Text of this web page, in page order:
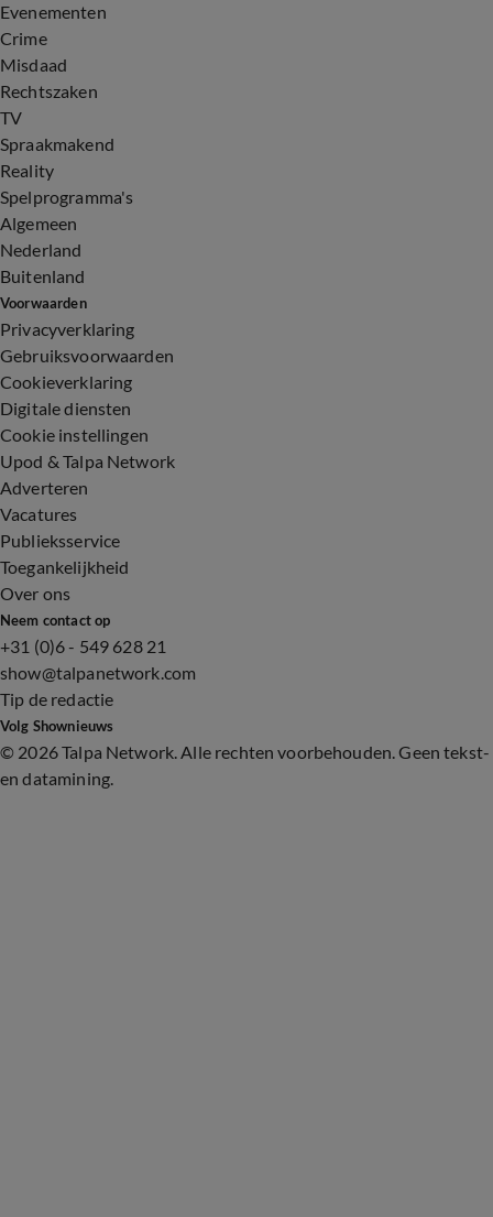
Evenementen
Crime
Misdaad
Rechtszaken
TV
Spraakmakend
Reality
Spelprogramma's
Algemeen
Nederland
Buitenland
Voorwaarden
Privacyverklaring
Gebruiksvoorwaarden
Cookieverklaring
Digitale diensten
Cookie instellingen
Upod & Talpa Network
Adverteren
Vacatures
Publieksservice
Toegankelijkheid
Over ons
Neem contact op
+31 (0)6 - 549 628 21
show@talpanetwork.com
Tip de redactie
Volg Shownieuws
© 2026 Talpa Network. Alle rechten voorbehouden. Geen tekst-
en datamining.